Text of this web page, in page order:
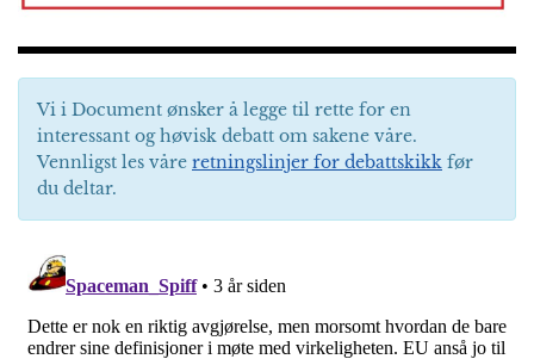
Vi i Document ønsker å legge til rette for en
interessant og høvisk debatt om sakene våre.
Vennligst les våre retningslinjer for debattskikk før
du deltar.